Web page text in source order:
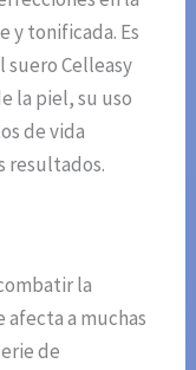
y tonificada. Es
Celleasy
la piel, su uso
de vida
resultados.
la
a muchas
de